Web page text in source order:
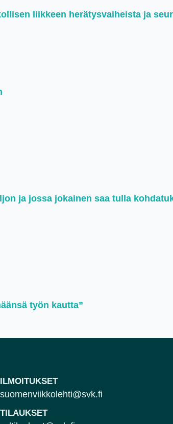
liikkeen herätysvaiheista ja
ja jossa jokainen saa tulla
työn kautta”
ILMOITUKSET
suomenviikkolehti@svk.fi
TILAUKSET